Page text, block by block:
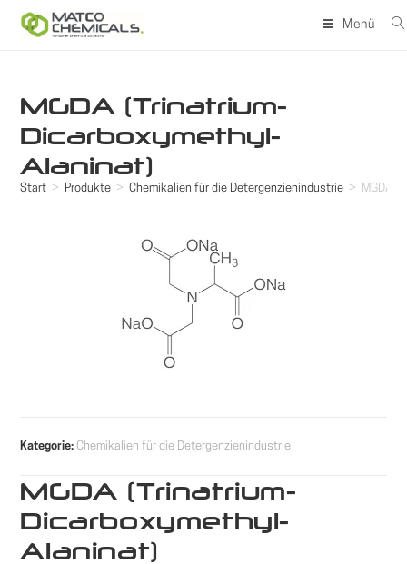
Inhalt
Menü
MGDA (Trinatrium-
Dicarboxymethyl-
Alaninat)
Start > Produkte > Chemikalien für die Detergenzienindustrie > MGDA
Kategorie: Chemikalien für die Detergenzienindustrie
MGDA (Trinatrium-
Dicarboxymethyl-
Alaninat)